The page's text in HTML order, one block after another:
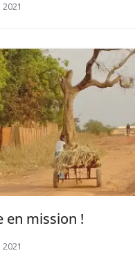
en mission !